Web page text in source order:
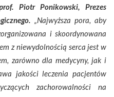
Piotr Ponikowski, Prezes
„Najwyższa pora, aby
i skoordynowana
z niewydolnością serca jest w
zarówno dla medycyny, jak i
jakości leczenia pacjentów
zachorowalności na